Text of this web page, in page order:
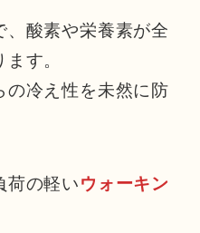
、酸素や栄養素が全
す。
の冷え性を未然に防
荷の軽いウォーキン